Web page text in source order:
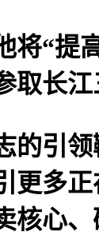
“提高
取长江
引领
更多
核心